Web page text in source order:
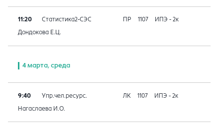
11:20 Статистика2-СЭС ПР 1107 ИПЭ - 2к
Дондокова Е.Ц.
4 марта, среда
9:40 Упр.чел.ресурс. ЛК 1107 ИПЭ - 2к
Нагаслаева И.О.